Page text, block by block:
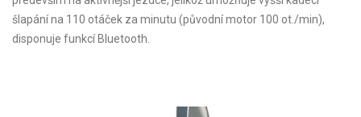
šlapání na 110 otáček za minutu (původní motor 100 ot./min),
disponuje funkcí Bluetooth.